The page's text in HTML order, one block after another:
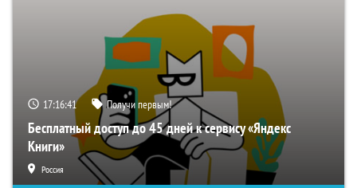
17:16:41 Получи первым!
Бесплатный доступ до 45 дней к сервису «Яндекс
Книги»
Россия